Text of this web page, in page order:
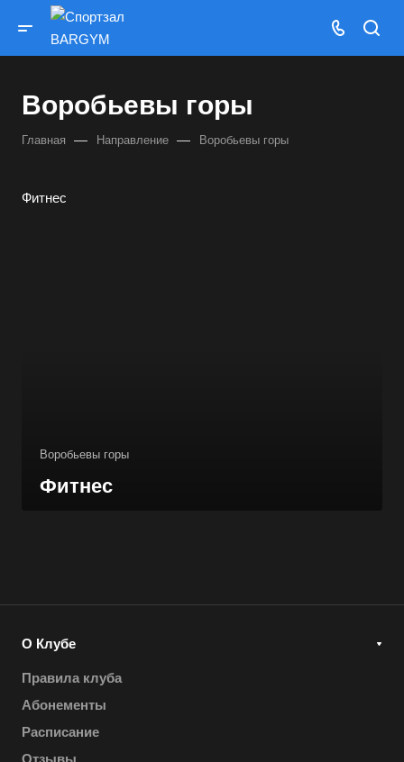
Воробьевы горы
Главная — Направление — Воробьевы горы
Фитнес
Воробьевы горы
Фитнес
О Клубе
Правила клуба
Абонементы
Расписание
Отзывы